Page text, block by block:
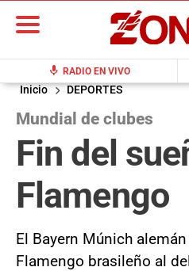
mic RADIO EN VIVO
Inicio DEPORTES
Mundial de clubes
Fin del
Flamengo
El Bayern Múnich
Flamengo brasileño al